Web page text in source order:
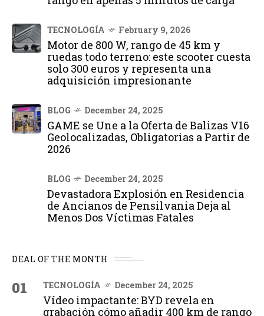
TECNOLOGÍA February 9, 2026
Motor de 800 W, rango de 45 km y
ruedas todo terreno: este scooter cuesta
solo 300 euros y representa una
adquisición impresionante
BLOG December 24, 2025
GAME se Une a la Oferta de Balizas V16
Geolocalizadas, Obligatorias a Partir de
2026
BLOG December 24, 2025
Devastadora Explosión en Residencia
de Ancianos de Pensilvania Deja al
Menos Dos Víctimas Fatales
DEAL OF THE MONTH
01 TECNOLOGÍA December 24, 2025
Vídeo impactante: BYD revela en
grabación cómo añadir 400 km de rango